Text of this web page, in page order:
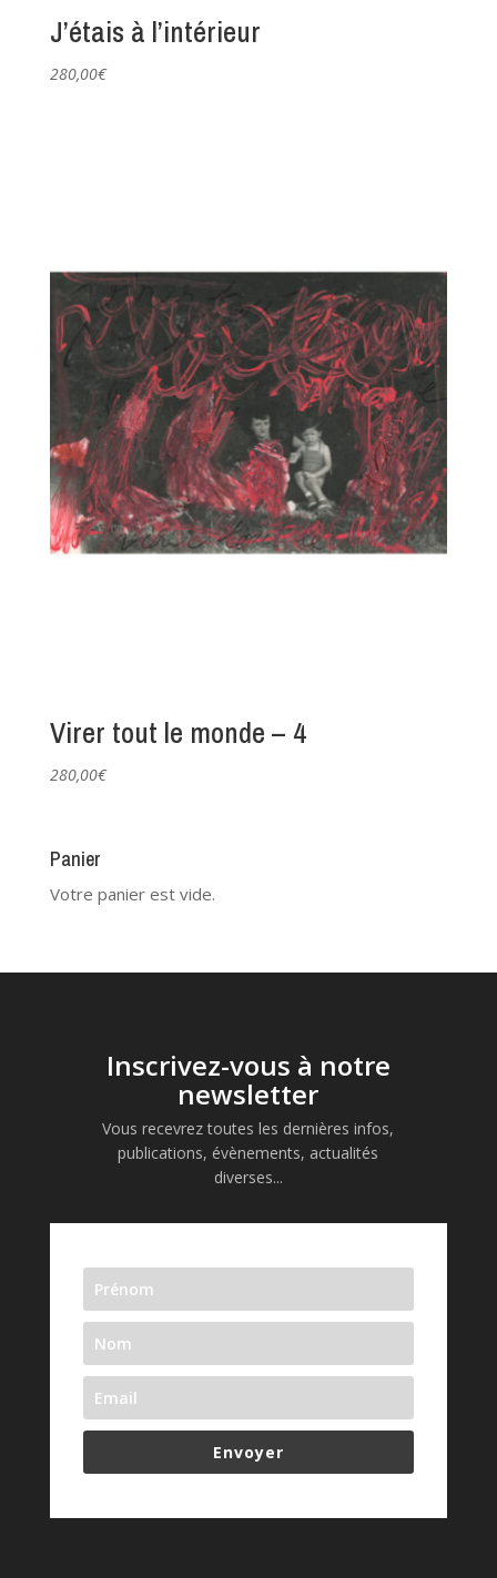
J’étais à l’intérieur
280,00€
Virer tout le monde – 4
280,00€
Panier
Votre panier est vide.
Inscrivez-vous à notre
newsletter
Vous recevrez toutes les dernières infos,
publications, évènements, actualités
diverses...
Envoyer